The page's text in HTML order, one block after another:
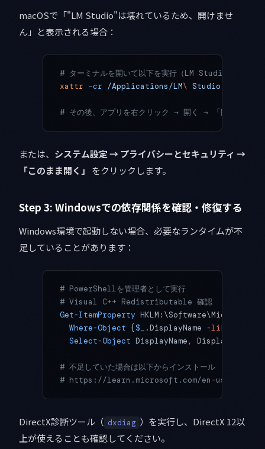
macOSで「"LM Studio"は壊れているため、開けませ
ん」と表示される場合：
# ターミナルを開いて以下を実行（LM Studioを
xattr -cr /Applications/LM\ Studio.app
# その後、アプリを右クリック → 開く → 「開く」ボタ
または、 システム設定 → プライバシーとセキュリティ →
「このまま開く」
をクリックします。
Step 3: Windowsでの依存関係を確認・修復する
Windows環境で起動しない場合、必要なランタイムが不
足していることがあります：
# PowerShellを管理者として実行
# Visual C++ Redistributable 確認
Get-ItemProperty
  Where-Object
{$_ .DisplayName -like
  Select-Object
DisplayName , DisplayVersion
# 不足していた場合は以下からインストール
# https://learn.microsoft.com/en-us/cpp/
DirectX診断ツール（ dxdiag ）を実行し、DirectX 12以
上が使えることも確認してください。